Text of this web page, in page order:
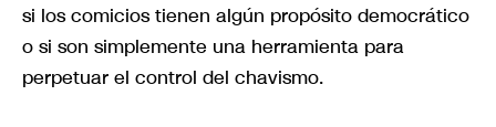
si los comicios tienen algún propósito democrático
o si son simplemente una herramienta para
perpetuar el control del chavismo.